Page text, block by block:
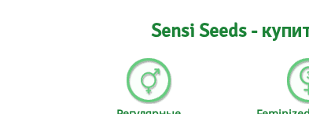
Dutch Passion
Exotic Seeds
Sensi Seeds -